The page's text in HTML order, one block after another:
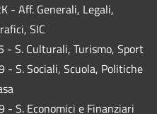
- Aff. Generali, Legali,
SIC
- S. Culturali, Turismo, Sport
- S. Sociali, Scuola, Politiche
- S. Economici e Finanziari